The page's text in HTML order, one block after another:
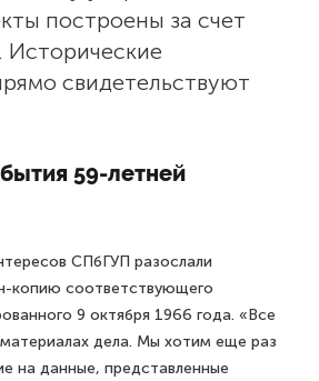
построены за счет
свидетельствуют
59-летней
СПбГУП разослали
копию соответствующего
9 октября 1966 года. «Все
дела. Мы хотим еще раз
на данные, представленные